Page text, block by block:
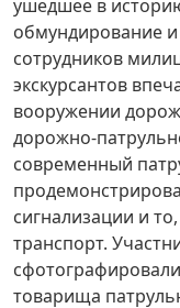
ушедшее в
обмундирование
сотрудников
экскурсантов
вооружении
дорожно-
современный
сигнализации и
транспорт.
товарища